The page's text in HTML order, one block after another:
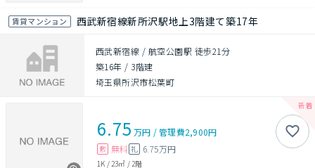
賃貸マンション 西武新宿線新所沢駅地上3階建て築17年
西武新宿線 / 航空公園駅 徒歩21分
築16年 / 3階建
埼玉県所沢市松葉町
6.75 万円 /管理費2,900円
敷 無料 礼 6.75万円
1K / 23㎡ / 2階